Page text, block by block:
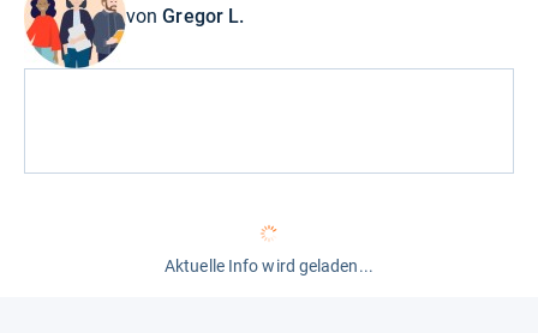
vonGregor L.
Aktuelle Info wird geladen...